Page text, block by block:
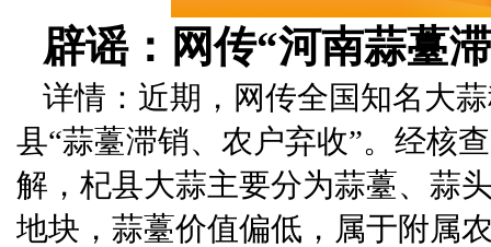
辟谣：网传“河南蒜薹
详情：近期，网传全国知名大
县“蒜薹滞销、农户弃收”。经核
解，杞县大蒜主要分为蒜薹、蒜
地块，蒜薹价值偏低，属于附属